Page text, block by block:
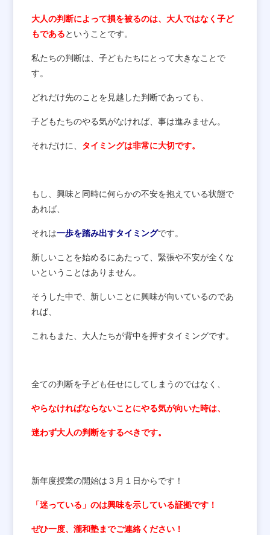
大人の判断によって損を被るのは、大人ではなく子ど
もであるということです。
私たちの判断は、子どもたちにとって大きなことで
す。
どれだけ先のことを見越した判断であっても、
子どもたちのやる気がなければ、事は進みません。
それだけに、 タイミングは非常に大切です。
もし、興味と同時に何らかの不安を抱えている状態で
あれば、
それは一歩を踏み出すタイミングです。
新しいことを始めるにあたって、緊張や不安が全くな
いということはありません。
そうした中で、新しいことに興味が向いているのであ
れば、
これもまた、大人たちが背中を押すタイミングです。
全ての判断を子ども任せにしてしまうのではなく、
やらなければならないことにやる気が向いた時は、
迷わず大人の判断をするべきです。
新年度授業の開始は３月１日からです！
「迷っている」のは興味を示している証拠です！
ぜひ一度、瀧和塾までご連絡ください！